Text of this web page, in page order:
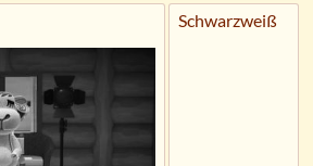
Schwarzweiß